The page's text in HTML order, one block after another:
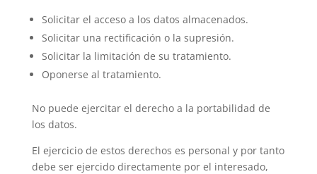
Solicitar el acceso a los datos almacenados.
Solicitar una rectificación o la supresión.
Solicitar la limitación de su tratamiento.
Oponerse al tratamiento.
No puede ejercitar el derecho a la portabilidad de
los datos.
El ejercicio de estos derechos es personal y por tanto
debe ser ejercido directamente por el interesado,